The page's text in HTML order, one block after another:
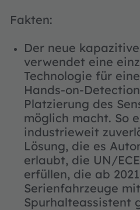
Fakten:
Der neue kapazitive
verwendet eine
Technologie für
Hands-on-
Platzierung des
möglich macht. So
industrieweit
Lösung, die es
erlaubt, die UN/
erfüllen, die ab
Serienfahrzeuge mit
Spurhalteassistent